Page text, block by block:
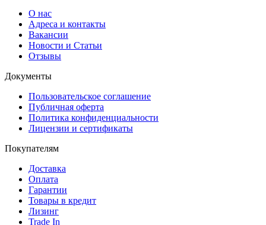
О нас
Адреса и контакты
Вакансии
Новости и Статьи
Отзывы
Документы
Пользовательское соглашение
Публичная оферта
Политика конфиденциальности
Лицензии и сертификаты
Покупателям
Доставка
Оплата
Гарантии
Товары в кредит
Лизинг
Trade In